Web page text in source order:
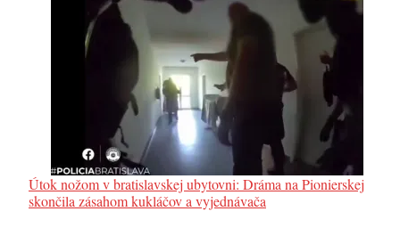
Útok nožom v bratislavskej ubytovni: Dráma na Pionierskej
skončila zásahom kukláčov a vyjednávača